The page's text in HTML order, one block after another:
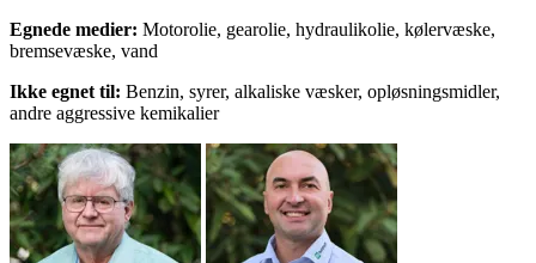
Egnede medier: Motorolie, gearolie, hydraulikolie, kølervæske,
bremsevæske, vand
Ikke egnet til: Benzin, syrer, alkaliske væsker, opløsningsmidler,
andre aggressive kemikalier